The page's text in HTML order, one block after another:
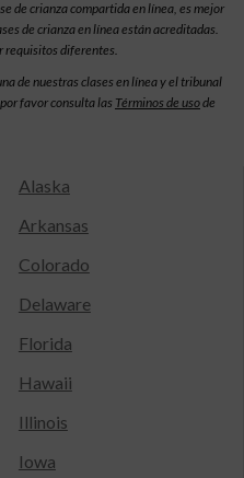
de crianza compartida en línea, es mejor
de crianza en línea están acreditadas.
requisitos diferentes.
de nuestras clases en línea y el tribunal
favor consulta las Términos de usode
Alaska
Arkansas
Colorado
Delaware
Florida
Hawaii
Illinois
Iowa